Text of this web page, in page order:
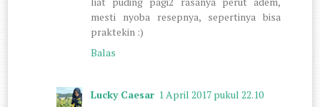
mesti nyoba resepnya, sepertinya bisa
praktekin :)
Balas
Lucky Caesar 1 April 2017 pukul 22.10